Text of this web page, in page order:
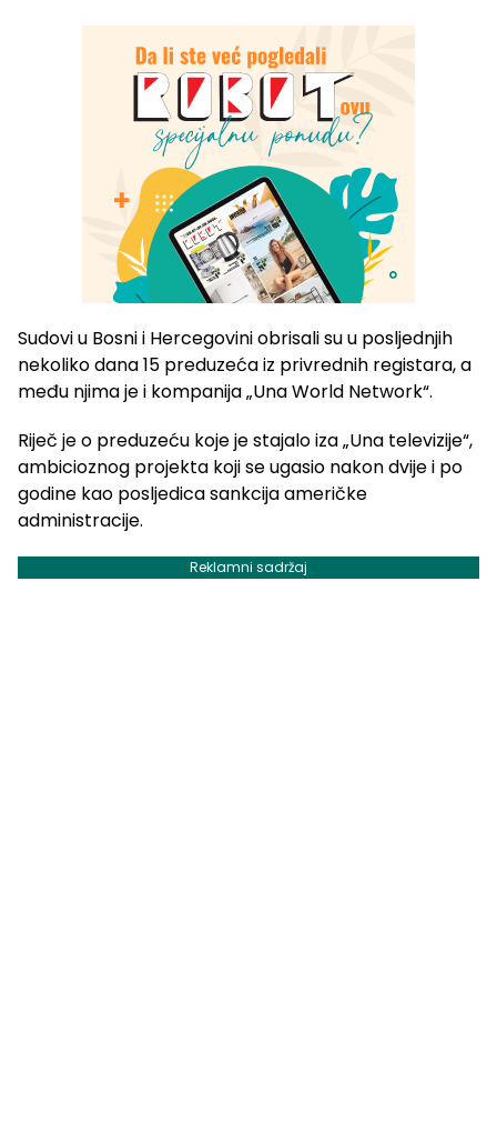
Sudovi u Bosni i Hercegovini obrisali su u posljednjih
nekoliko dana 15 preduzeća iz privrednih registara, a
među njima je i kompanija „Una World Network“.
Riječ je o preduzeću koje je stajalo iza „Una televizije“,
ambicioznog projekta koji se ugasio nakon dvije i po
godine kao posljedica sankcija američke
administracije.
Reklamni sadržaj